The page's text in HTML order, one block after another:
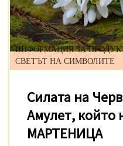
ИНФОРМАЦИЯ ЗА
СВЕТЪТ НА СИМВОЛИТЕ
Силата на
Амулет, който
МАРТЕНИЦА